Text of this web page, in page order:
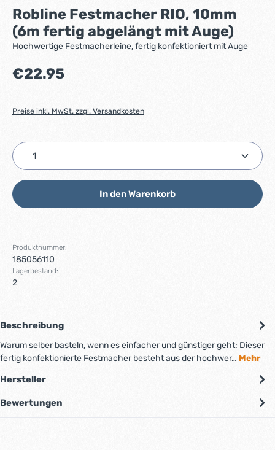
Durchschnittliche Bewertung von 0 von 5 Sternen
Robline Festmacher RIO, 10mm
(6m fertig abgelängt mit Auge)
Hochwertige Festmacherleine, fertig konfektioniert mit Auge
Regulärer Preis:
€22.95
Preise inkl. MwSt. zzgl. Versandkosten
Produkt Anzahl: Gib den gewünschten Wert ein
In den Warenkorb
Produktnummer:
185056110
Lagerbestand:
2
Beschreibung
Warum selber basteln, wenn es einfacher und günstiger geht: Dieser
fertig konfektionierte Festmacher besteht aus der hochwer… Mehr
Hersteller
Bewertungen